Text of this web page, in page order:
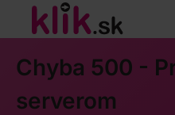
Chyba 500 -
serverom